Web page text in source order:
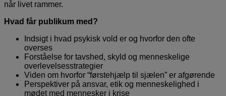
når livet rammer.
Hvad får publikum med?
Indsigt i hvad psykisk vold er og hvorfor den ofte
overses
Forståelse for tavshed, skyld og menneskelige
overlevelsesstrategier
Viden om hvorfor “førstehjælp til sjælen” er afgørende
Perspektiver på ansvar, etik og menneskelighed i
mødet med mennesker i krise